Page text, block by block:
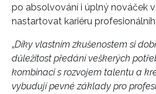
po absolvování i úplný nováček
nastartovat kariéru
„Díky vlastním zkušenostem si
důležitost předání veškerých
kombinaci s rozvojem talentu a
vybudují pevné základy pro